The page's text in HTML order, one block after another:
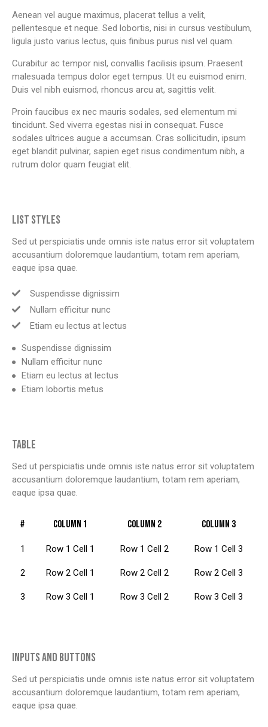
Aenean vel augue maximus, placerat tellus a velit,
pellentesque et neque. Sed lobortis, nisi in cursus vestibulum,
ligula justo varius lectus, quis finibus purus nisl vel quam.
Curabitur ac tempor nisl, convallis facilisis ipsum. Praesent
malesuada tempus dolor eget tempus. Ut eu euismod enim.
Duis vel nibh euismod, rhoncus arcu at, sagittis velit.
Proin faucibus ex nec mauris sodales, sed elementum mi
tincidunt. Sed viverra egestas nisi in consequat. Fusce
sodales ultrices augue a accumsan. Cras sollicitudin, ipsum
eget blandit pulvinar, sapien eget risus condimentum nibh, a
rutrum dolor quam feugiat elit.
LIST STYLES
Sed ut perspiciatis unde omnis iste natus error sit voluptatem
accusantium doloremque laudantium, totam rem aperiam,
eaque ipsa quae.
Suspendisse dignissim
Nullam efficitur nunc
Etiam eu lectus at lectus
Suspendisse dignissim
Nullam efficitur nunc
Etiam eu lectus at lectus
Etiam lobortis metus
TABLE
Sed ut perspiciatis unde omnis iste natus error sit voluptatem
accusantium doloremque laudantium, totam rem aperiam,
eaque ipsa quae.
# Column 1 Column 2 Column 3
1 Row 1 Cell 1 Row 1 Cell 2 Row 1 Cell 3
2 Row 2 Cell 1 Row 2 Cell 2 Row 2 Cell 3
3 Row 3 Cell 1 Row 3 Cell 2 Row 3 Cell 3
INPUTS AND BUTTONS
Sed ut perspiciatis unde omnis iste natus error sit voluptatem
accusantium doloremque laudantium, totam rem aperiam,
eaque ipsa quae.